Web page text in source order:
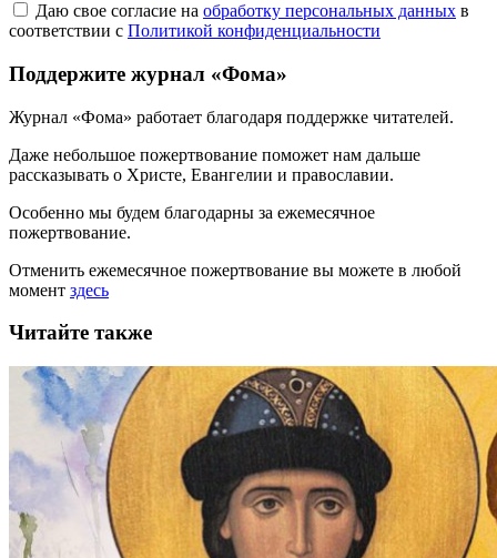
Даю свое согласие на обработку персональных данных в
соответствии с Политикой конфиденциальности
Поддержите журнал «Фома»
Журнал «Фома» работает благодаря поддержке читателей.
Даже небольшое пожертвование поможет нам дальше
рассказывать о Христе, Евангелии и православии.
Особенно мы будем благодарны за ежемесячное
пожертвование.
Отменить ежемесячное пожертвование вы можете в любой
момент здесь
Читайте также